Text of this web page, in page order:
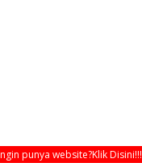
punya website?Klik Disini!!!